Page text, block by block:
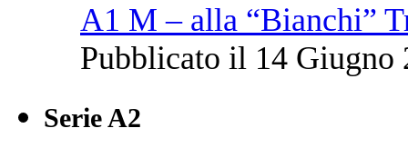
A1 M – alla “Bianchi”
Pubblicato il 14 Giugno
Serie A2